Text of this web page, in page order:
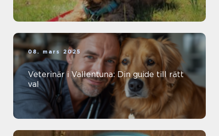
08. mars 2025
Veterinär i Vallentuna: Din guide till rätt
val